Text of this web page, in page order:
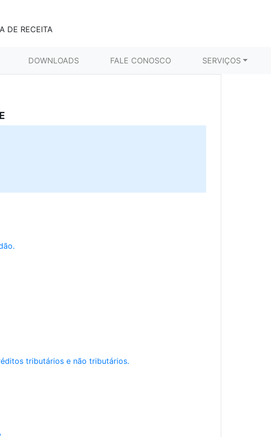
DE RECEITA
DOWNLOADS FALE CONOSCO SERVIÇOS
tributários e não tributários.